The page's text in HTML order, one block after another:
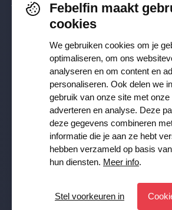
Volg je ons al? Blijf op de
Facebook,TikTok
Instagram.
Ontvang onze nieuwsbrief
JA, ik wil de Febelfin nieuwsbrief
met dePrivacy Policy
Febelfin maakt
cookies
We gebruiken cookies om je
optimaliseren, om ons
analyseren en om content en
personaliseren. Ook delen we
gebruik van onze site met
adverteren en analyse. Deze
deze gegevens combineren
informatie die je aan ze hebt
hebben verzameld op basis
hun diensten. Meer info.
Stel voorkeuren in